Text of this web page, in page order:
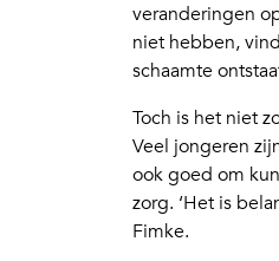
veranderingen
niet hebben,
schaamte
Toch is het niet
Veel jongeren
ook goed om
zorg. ‘Het is
Fimke.